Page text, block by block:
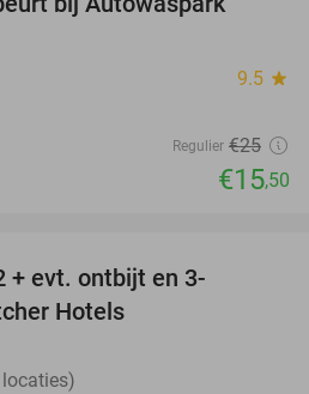
9.5 star
Regulier €25
€15,50
+ evt. ontbijt en 3-
Hotels